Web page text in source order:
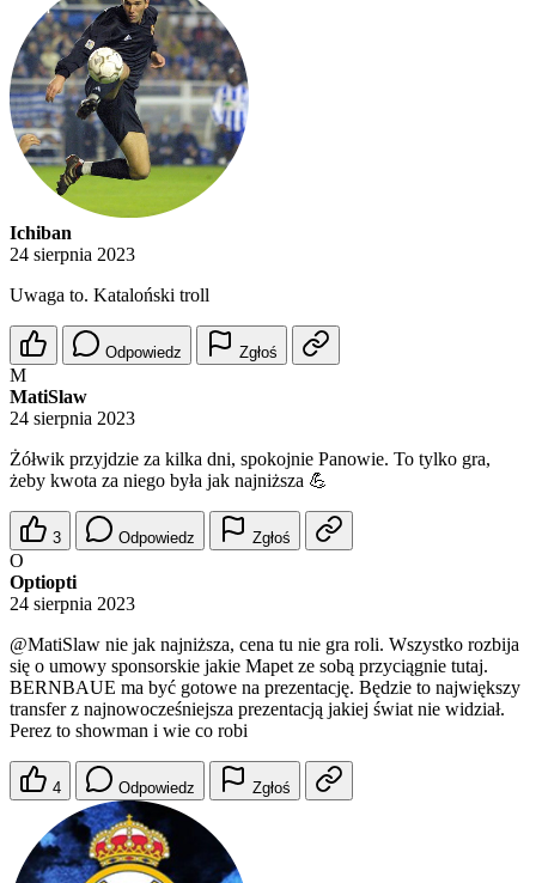
Ichiban
24 sierpnia 2023
Uwaga to. Kataloński troll
Odpowiedz Zgłoś
M
MatiSlaw
24 sierpnia 2023
Żółwik przyjdzie za kilka dni, spokojnie Panowie. To tylko gra,
żeby kwota za niego była jak najniższa 💪
3 Odpowiedz Zgłoś
O
Optiopti
24 sierpnia 2023
@MatiSlaw nie jak najniższa, cena tu nie gra roli. Wszystko rozbija
się o umowy sponsorskie jakie Mapet ze sobą przyciągnie tutaj.
BERNBAUE ma być gotowe na prezentację. Będzie to największy
transfer z najnowocześniejsza prezentacją jakiej świat nie widział.
Perez to showman i wie co robi
4 Odpowiedz Zgłoś